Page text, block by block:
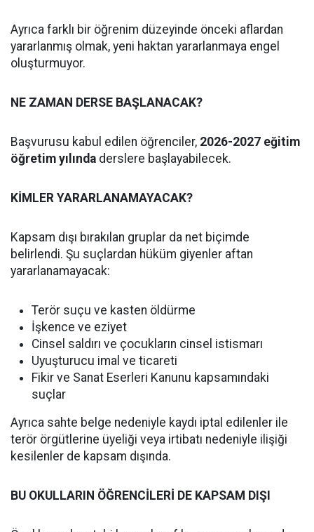
Ayrıca farklı bir öğrenim düzeyinde önceki aflardan
yararlanmış olmak, yeni haktan yararlanmaya engel
oluşturmuyor.
NE ZAMAN DERSE BAŞLANACAK?
Başvurusu kabul edilen öğrenciler, 2026-2027 eğitim
öğretim yılında derslere başlayabilecek.
KİMLER YARARLANAMAYACAK?
Kapsam dışı bırakılan gruplar da net biçimde
belirlendi. Şu suçlardan hüküm giyenler aftan
yararlanamayacak:
Terör suçu ve kasten öldürme
İşkence ve eziyet
Cinsel saldırı ve çocukların cinsel istismarı
Uyuşturucu imal ve ticareti
Fikir ve Sanat Eserleri Kanunu kapsamındaki
suçlar
Ayrıca sahte belge nedeniyle kaydı iptal edilenler ile
terör örgütlerine üyeliği veya irtibatı nedeniyle ilişiği
kesilenler de kapsam dışında.
BU OKULLARIN ÖĞRENCİLERİ DE KAPSAM DIŞI